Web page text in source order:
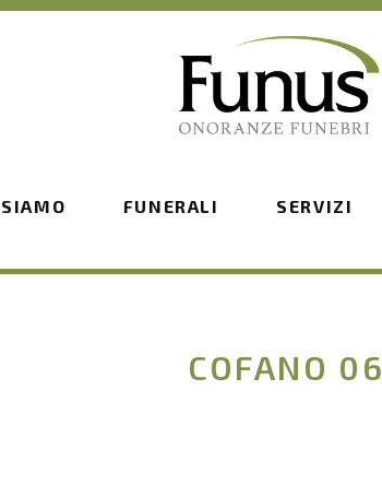
FUNERALI SERVIZI
COFANO 06